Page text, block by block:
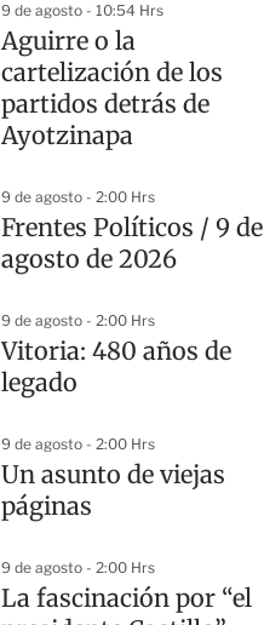
9 de agosto - 10:54 Hrs
Aguirre o la
cartelización de los
partidos detrás de
Ayotzinapa
9 de agosto - 2:00 Hrs
Frentes Políticos / 9 de
agosto de 2026
9 de agosto - 2:00 Hrs
Vitoria: 480 años de
legado
9 de agosto - 2:00 Hrs
Un asunto de viejas
páginas
9 de agosto - 2:00 Hrs
La fascinación por “el